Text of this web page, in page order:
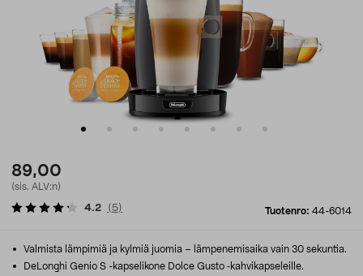
89,00
(sis. ALV:n)
Tuotenro: 44-6014
4.2 ( 5)
Valmista lämpimiä ja kylmiä juomia – lämpenemisaika vain 30 sekuntia.
DeLonghi Genio S -kapselikone Dolce Gusto ‑kahvikapseleille.